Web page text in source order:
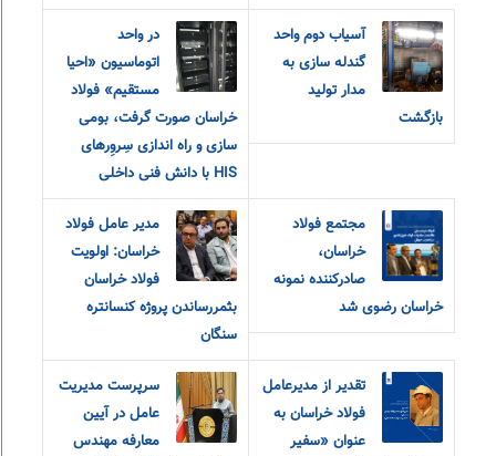
آسیاب دوم واحد
گندله سازی به
مدار تولید
بازگشت
در واحد
اتوماسیون «احیا
مستقیم» فولاد
خراسان صورت گرفت، بومی
سازی و راه اندازی سِروِرهای
HIS با دانش فنی داخلی
مجتمع فولاد
خراسان،
صادرکننده نمونه
خراسان رضوی شد
مدیر عامل فولاد
خراسان: اولویت
فولاد خراسان
بثمررساندن پروژه کنسانتره
سنگان
تقدیر از مدیرعامل
فولاد خراسان به
عنوان «سفیر
سرپرست مدیریت
عامل در آیین
معارفه مهندس